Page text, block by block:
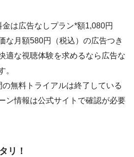
は広告なしプラン*額1,080円
な月額580円（税込）の広告つき
適な視聴体験を求めるなら広告な
。
無料トライアルは終了している
ン情報は公式サイトで確認が必要
リ！